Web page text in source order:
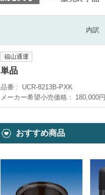
内訳
福山通運
単品
品番
UCR-8213B-PXK
メーカー希望小売価格
180,000円
おすすめ商品